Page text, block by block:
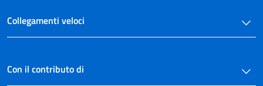
Collegamenti veloci
Con il contributo di